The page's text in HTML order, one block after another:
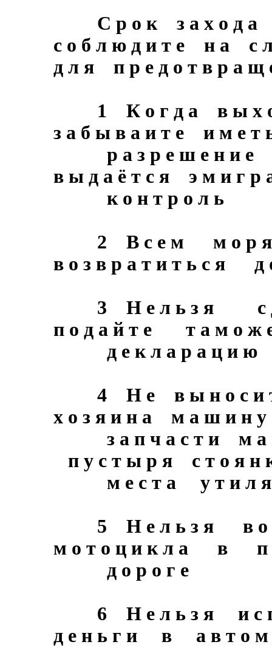
С р о к з а х о д а
с о б л ю д и т е н а с
д л я п р е д о т в р а щ
1 К о г д а в ы х о
з а б ы в а и т е и м е
р а з р е ш е н и е
в ы д а ё т с я э м и г р
к о н т р о л ь
2 В с е м м о р
в о з в р а т и т ь с я
3 Н е л ь з я с
п о д а й т е т а м о ж
д е к л а р а ц и ю
4 Н е в ы н о с и т
х о з я и н а м а ш и н
з а п ч а с т и м
п у с т ы р я с т о я
м е с т а у т и л я
5 Н е л ь з я в о
м о т о ц и к л а в п
д о р о г е
6 Н е л ь з я и с п
д е н ь г и в а в т о м